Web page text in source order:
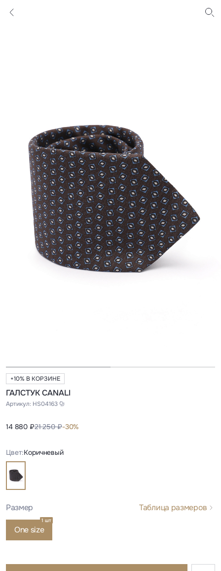
+10% В КОРЗИНЕ
ГАЛСТУК CANALI
Артикул: HS04163
14 880 ₽21 250 ₽-30%
Цвет:Коричневый
Размер Таблица размеров
One size
1 шт
1 шт